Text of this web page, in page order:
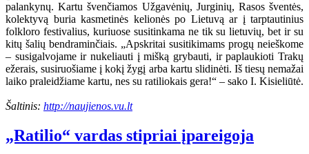
palankynų. Kartu švenčiamos Užgavėnių, Jurginių, Rasos šventės,
kolektyvą buria kasmetinės kelionės po Lietuvą ar į tarptautinius
folkloro festivalius, kuriuose susitinkama ne tik su lietuvių, bet ir su
kitų šalių bendraminčiais. „Apskritai susitikimams progų neieškome
– susigalvojame ir nukeliauti į mišką grybauti, ir paplaukioti Trakų
ežerais, susiruošiame į kokį žygį arba kartu slidinėti. Iš tiesų nemažai
laiko praleidžiame kartu, nes su ratiliokais gera!“ – sako I. Kisieliūtė.
Šaltinis: http://naujienos.vu.lt
„Ratilio“ vardas stipriai įpareigoja